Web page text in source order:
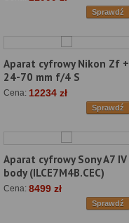
Sprawdź
Aparat cyfrowy Nikon Zf +
24-70 mm f/4 S
Cena: 12234 zł
Sprawdź
Aparat cyfrowy Sony A7 IV
body (ILCE7M4B.CEC)
Cena: 8499 zł
Sprawdź